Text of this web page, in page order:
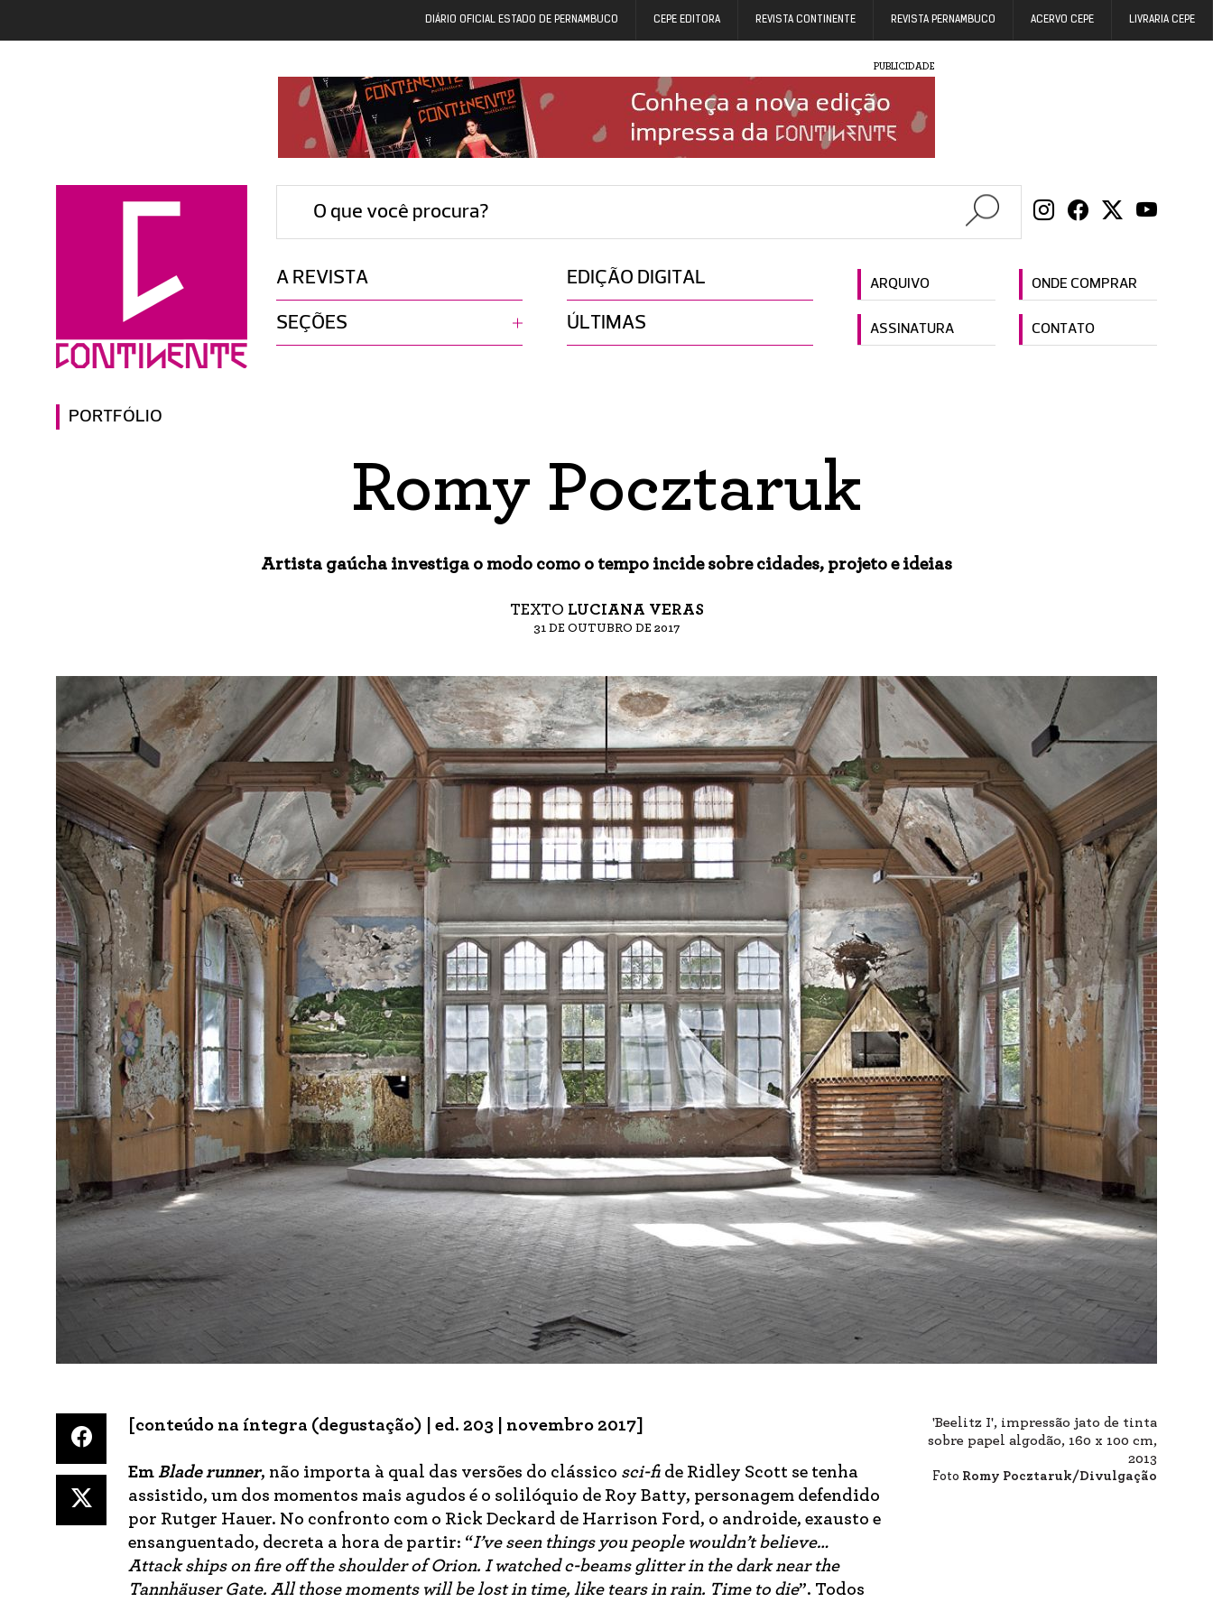
DIÁRIO OFICIAL ESTADO DE PERNAMBUCO CEPE EDITORA REVISTA CONTINENTE REVISTA PERNAMBUCO ACERVO CEPE LIVRARIA CEPE
PUBLICIDADE
O que você procura?
A REVISTA EDIÇÃO DIGITAL ARQUIVO ONDE COMPRAR
SEÇÕES ÚLTIMAS ASSINATURA CONTATO
PORTFÓLIO
Romy Pocztaruk
Artista gaúcha investiga o modo como o tempo incide sobre cidades, projeto e ideias
TEXTO LUCIANA VERAS
31 DE OUTUBRO DE 2017
'Beelitz I', impressão jato de tinta
sobre papel algodão, 160 x 100 cm,
2013
Foto Romy Pocztaruk/Divulgação
[conteúdo na íntegra (degustação) | ed. 203 | novembro 2017]
Em Blade runner, não importa à qual das versões do clássico sci-fi de Ridley Scott se tenha
assistido, um dos momentos mais agudos é o solilóquio de Roy Batty, personagem defendido
por Rutger Hauer. No confronto com o Rick Deckard de Harrison Ford, o androide, exausto e
ensanguentado, decreta a hora de partir: “I’ve seen things you people wouldn’t believe…
Attack ships on fire off the shoulder of Orion. I watched c-beams glitter in the dark near the
Tannhäuser Gate. All those moments will be lost in time, like tears in rain. Time to die”. Todos